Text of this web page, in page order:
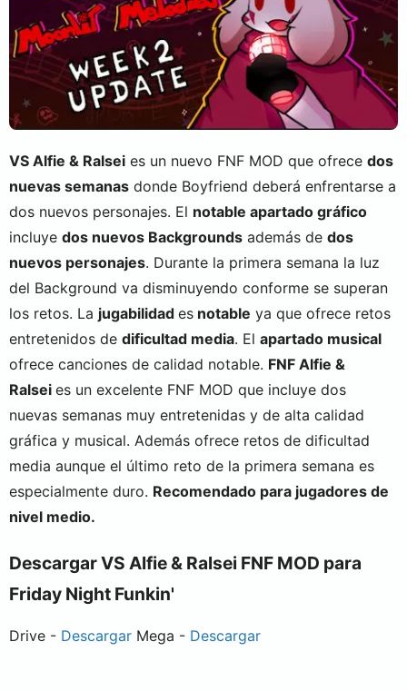
VS Alfie & Ralsei es un nuevo FNF MOD que ofrece dos
nuevas semanas donde Boyfriend deberá enfrentarse a
dos nuevos personajes. El notable apartado gráfico
incluye dos nuevos Backgrounds además de dos
nuevos personajes. Durante la primera semana la luz
del Background va disminuyendo conforme se superan
los retos. La jugabilidad es notable ya que ofrece retos
entretenidos de dificultad media. El apartado musical
ofrece canciones de calidad notable. FNF Alfie &
Ralsei es un excelente FNF MOD que incluye dos
nuevas semanas muy entretenidas y de alta calidad
gráfica y musical. Además ofrece retos de dificultad
media aunque el último reto de la primera semana es
especialmente duro. Recomendado para jugadores de
nivel medio.
Descargar VS Alfie & Ralsei FNF MOD para
Friday Night Funkin'
Drive - Descargar Mega - Descargar